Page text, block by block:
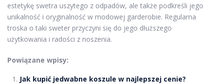
estetykę swetra uszytego z odpadów, ale także podkreśli jego
unikalność i oryginalność w modowej garderobie. Regularna
troska o taki sweter przyczyni się do jego dłuższego
użytkowania i radości z noszenia.
Powiązane wpisy:
Jak kupić jedwabne koszule w najlepszej cenie?